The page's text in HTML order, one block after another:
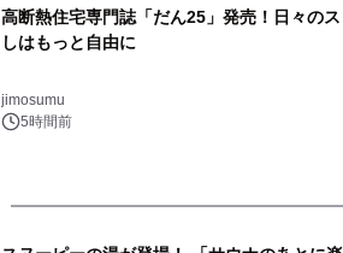
高断熱住宅専門誌「だん25」発売！日々の
しはもっと自由に
jimosumu
5時間前